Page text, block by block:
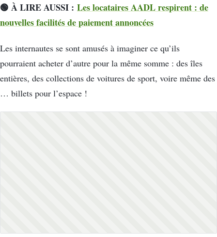
🟢 À LIRE AUSSI : Les locataires AADL respirent : de
nouvelles facilités de paiement annoncées
Les internautes se sont amusés à imaginer ce qu’ils
pourraient acheter d’autre pour la même somme : des îles
entières, des collections de voitures de sport, voire même des
… billets pour l’espace !